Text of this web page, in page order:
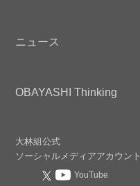
ニュース
OBAYASHI Thinking
大林組公式
ソーシャルメディアアカウント
YouTube